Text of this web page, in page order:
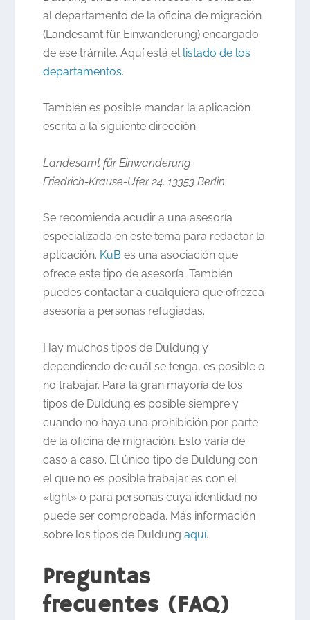
al departamento de la oficina de migración
(Landesamt für Einwanderung) encargado
de ese trámite. Aquí está el listado de los
departamentos.
También es posible mandar la aplicación
escrita a la siguiente dirección:
Landesamt für Einwanderung
Friedrich-Krause-Ufer 24, 13353 Berlin
Se recomienda acudir a una asesoría
especializada en este tema para redactar la
aplicación. KuB es una asociación que
ofrece este tipo de asesoría. También
puedes contactar a cualquiera que ofrezca
asesoría a personas refugiadas.
Hay muchos tipos de Duldung y
dependiendo de cuál se tenga, es posible o
no trabajar. Para la gran mayoría de los
tipos de Duldung es posible siempre y
cuando no haya una prohibición por parte
de la oficina de migración. Esto varía de
caso a caso. El único tipo de Duldung con
el que no es posible trabajar es con el
«light» o para personas cuya identidad no
puede ser comprobada. Más información
sobre los tipos de Duldungaquí.
Preguntas
frecuentes (FAQ)